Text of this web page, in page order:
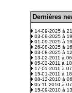
Dernières
14-09-2025 à
03-09-2025 à
01-09-2025 à
26-08-2025 à
03-08-2025 à
13-02-2011 à
05-02-2011 à
17-01-2011 à
15-01-2011 à
08-12-2010 à
05-11-2010 à
15-09-2010 à